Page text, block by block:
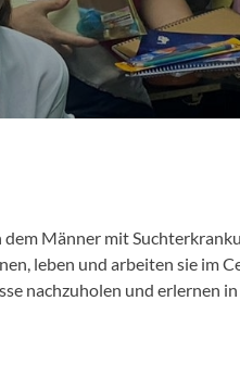
Männer mit
leben und arbeiten sie im
nachzuholen und erlernen